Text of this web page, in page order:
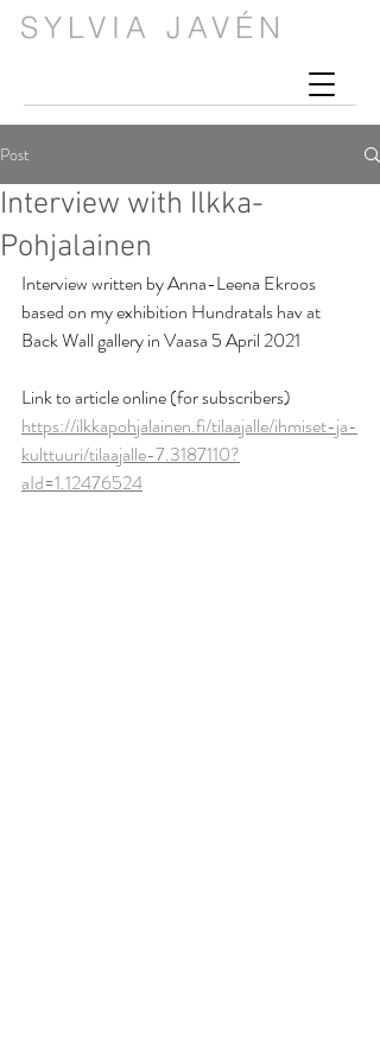
SYLVIA JAVÉN
Post
Interview with Ilkka-
Pohjalainen
Interview written by Anna-Leena Ekroos
based on my exhibition Hundratals hav at
Back Wall gallery in Vaasa 5 April 2021
Link to article online (for subscribers)
https://ilkkapohjalainen.fi/tilaajalle/ihmiset-ja-
kulttuuri/tilaajalle-7.3187110?
aId=1.12476524